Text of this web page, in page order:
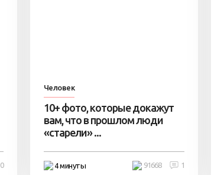
0
Человек
10+ фото, которые докажут
вам, что в прошлом люди
«старели» ...
4 минуты 1
91668